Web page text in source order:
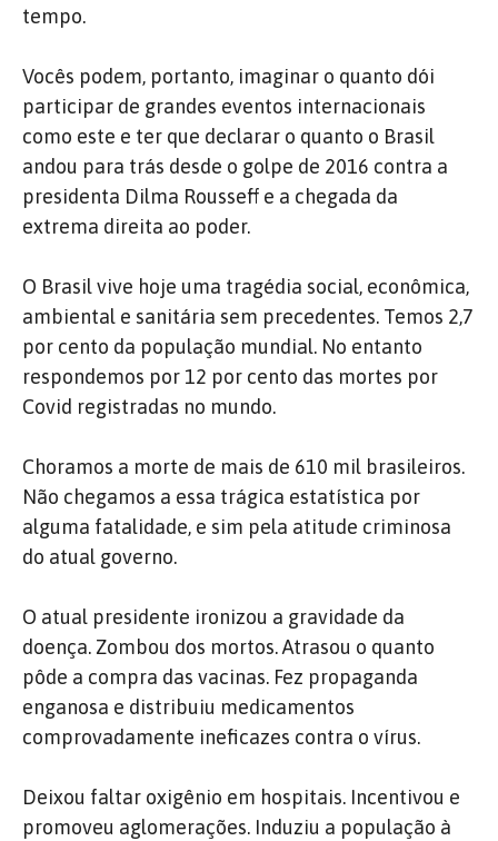
tempo.
Vocês podem, portanto, imaginar o quanto dói
participar de grandes eventos internacionais
como este e ter que declarar o quanto o Brasil
andou para trás desde o golpe de 2016 contra a
presidenta Dilma Rousseff e a chegada da
extrema direita ao poder.
O Brasil vive hoje uma tragédia social, econômica,
ambiental e sanitária sem precedentes. Temos 2,7
por cento da população mundial. No entanto
respondemos por 12 por cento das mortes por
Covid registradas no mundo.
Choramos a morte de mais de 610 mil brasileiros.
Não chegamos a essa trágica estatística por
alguma fatalidade, e sim pela atitude criminosa
do atual governo.
O atual presidente ironizou a gravidade da
doença. Zombou dos mortos. Atrasou o quanto
pôde a compra das vacinas. Fez propaganda
enganosa e distribuiu medicamentos
comprovadamente ineficazes contra o vírus.
Deixou faltar oxigênio em hospitais. Incentivou e
promoveu aglomerações. Induziu a população à